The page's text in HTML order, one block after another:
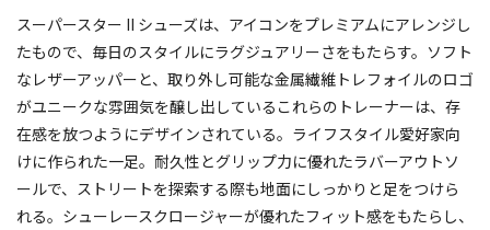
スーパースター II シューズは、アイコンをプレミアムにアレンジし
たもので、毎日のスタイルにラグジュアリーさをもたらす。ソフト
なレザーアッパーと、取り外し可能な金属繊維トレフォイルのロゴ
がユニークな雰囲気を醸し出しているこれらのトレーナーは、存
在感を放つようにデザインされている。ライフスタイル愛好家向
けに作られた一足。耐久性とグリップ力に優れたラバーアウトソ
ールで、ストリートを探索する際も地面にしっかりと足をつけら
れる。シューレースクロージャーが優れたフィット感をもたらし、